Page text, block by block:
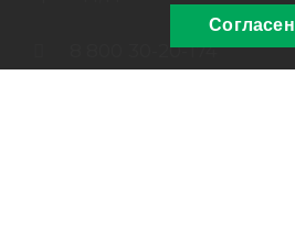
8 800 30-20-174
Согласен